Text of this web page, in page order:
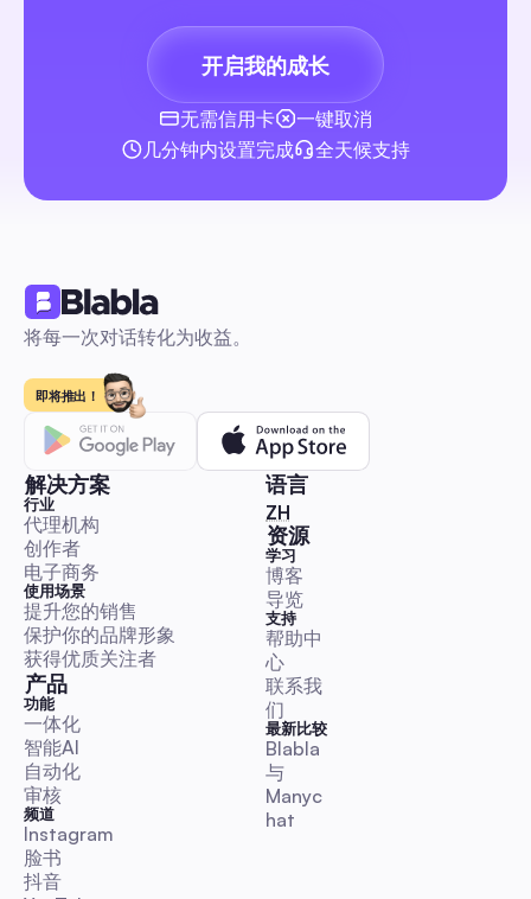
评论与私信自动化
的操作节奏。包括现成的模板、逐步的自动化蓝图，以及安全的
集成指导。
评论与私信自动化
网红营销：2026年自动化手册，助澳大利亚中小企业启
展和衡量投资回报
这是一本以自动化为优先的、专注于澳大利亚市场的新手攻略，
步私信和评论推广的流程、可直接使用的模板、关键绩效指标和
准，以及合规指导。快速启动、扩大规模并衡量网红营销活动，
持真实性。
2025年世界善良日指南：利用自动化提升澳大利亚社交
参与度
一个实用的执行指南，包含澳大利亚时区日历、可立即复制的私
代理
创作者
开启我的成长
无需信用卡
一键取消
几分钟内设置完成
全天候支持
将每一次对话转化为收益。
即将推出！
解决方案
行业
代理机构
创作者
电子商务
使用场景
提升您的销售
保护你的品牌形象
获得优质关注者
产品
功能
一体化
智能AI
自动化
审核
频道
Instagram
脸书
抖音
资源
学习
博客
导览
支持
帮助中
心
联系我
们
最新比较
Blabla
与
Manyc
hat
语言
ZH